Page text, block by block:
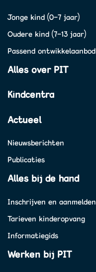
Jonge kind (0-7 jaar)
Oudere kind (7-13 jaar)
Passend ontwikkelaanbod
Alles over PIT
Kindcentra
Actueel
Nieuwsberichten
Publicaties
Alles bij de hand
Inschrijven en aanmelden
Tarieven kinderopvang
Informatiegids
Werken bij PIT